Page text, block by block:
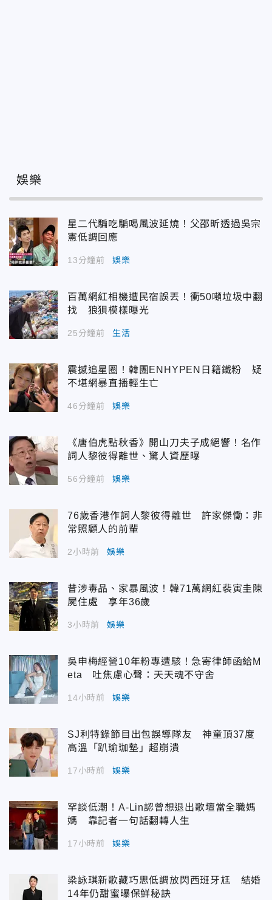
娛樂
星二代騙吃騙喝風波延燒！父邵昕透過吳宗
憲低調回應
13分鐘前 娛樂
百萬網紅相機遭民宿誤丟！衝50噸垃圾中翻
找 狼狽模樣曝光
25分鐘前 生活
震撼追星圈！韓團ENHYPEN日籍鐵粉 疑
不堪網暴直播輕生亡
46分鐘前 娛樂
《唐伯虎點秋香》開山刀夫子成絕響！名作
詞人黎彼得離世、驚人資歷曝
56分鐘前 娛樂
76歲香港作詞人黎彼得離世 許家傑慟：非
常照顧人的前輩
2小時前 娛樂
昔涉毒品、家暴風波！韓71萬網紅裴寅圭陳
屍住處 享年36歲
3小時前 娛樂
吳申梅經營10年粉專遭駭！急寄律師函給M
eta 吐焦慮心聲：天天魂不守舍
14小時前 娛樂
SJ利特錄節目出包誤導隊友 神童頂37度
高溫「趴瑜珈墊」超崩潰
17小時前 娛樂
罕談低潮！A-Lin認曾想退出歌壇當全職媽
媽 靠記者一句話翻轉人生
17小時前 娛樂
梁詠琪新歌藏巧思低調放閃西班牙尪 結婚
14年仍甜蜜曝保鮮秘訣